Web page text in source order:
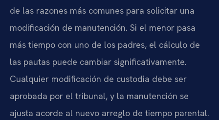
de las razones más comunes para solicitar una
modificación de manutención. Si el menor pasa
más tiempo con uno de los padres, el cálculo de
las pautas puede cambiar significativamente.
Cualquier modificación de custodia debe ser
aprobada por el tribunal, y la manutención se
ajusta acorde al nuevo arreglo de tiempo parental.